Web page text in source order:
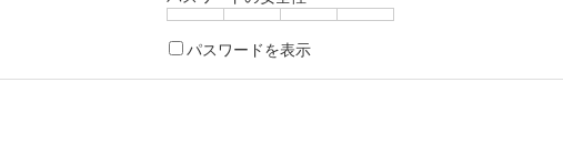
パスワードを表示